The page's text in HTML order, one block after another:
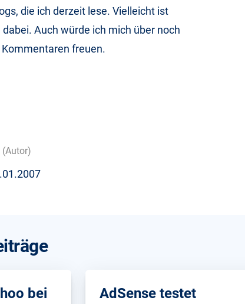
die ich derzeit lese. Vielleicht ist
Auch würde ich mich über noch
freuen.
(Autor)
bei
AdSense testet